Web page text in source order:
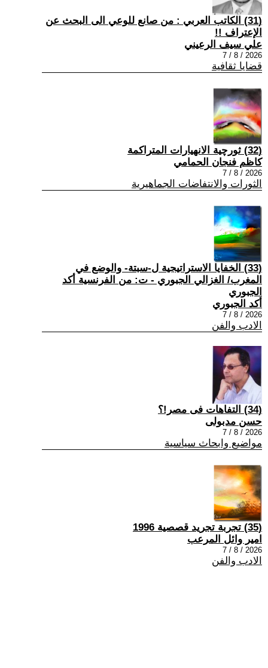
(31) الكاتب العربي : من صانع للوعي الى البحث عن
الإعتراف !!
علي سيف الرعيني
2026 / 8 / 7
قضايا ثقافية
(32) ثورچية الانهيارات المتراكمة
كاظم فنجان الحمامي
2026 / 8 / 7
الثورات والانتفاضات الجماهيرية
(33) الخفايا الاستراتيجية ل-سبتة- والوضع في
المغرب/ الغزالي الجبوري - ت: من الفرنسية أكد
الجبوري
أكد الجبوري
2026 / 8 / 7
الادب والفن
(34) التفاهات فى مصر!؟
حسن مدبولى
2026 / 8 / 7
مواضيع وابحاث سياسية
(35) تجربة تجريد قصصية 1996
امير وائل المرعب
2026 / 8 / 7
الادب والفن